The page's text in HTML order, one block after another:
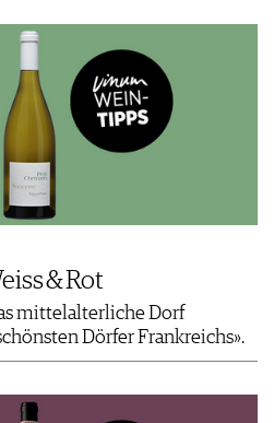
& Rot
mittelalterliche Dorf
Dörfer Frankreichs».